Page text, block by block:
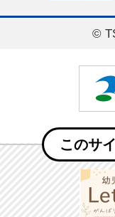
©
このサ